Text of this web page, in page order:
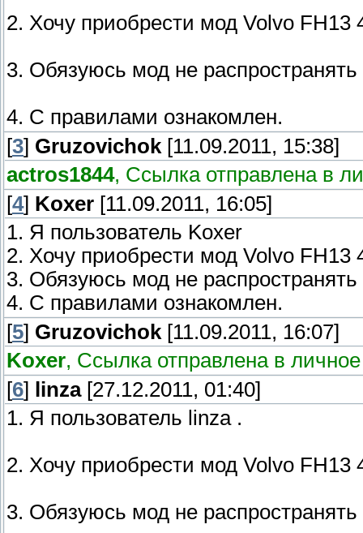
2. Хочу приобрести мод Volvo FH13
3. Обязуюсь мод не
4. С правилами ознакомлен.
[3] Gruzovichok [11.09.2011, 15:38]
actros1844, Ссылка отправлена в
[4] Koxer [11.09.2011, 16:05]
1. Я пользователь Koxer
2. Хочу приобрести мод Volvo FH13
3. Обязуюсь мод не
4. С правилами ознакомлен.
[5] Gruzovichok [11.09.2011, 16:07]
Koxer, Ссылка отправлена в
[6] linza[27.12.2011, 01:40]
1. Я пользователь linza .
2. Хочу приобрести мод Volvo FH13
3. Обязуюсь мод не